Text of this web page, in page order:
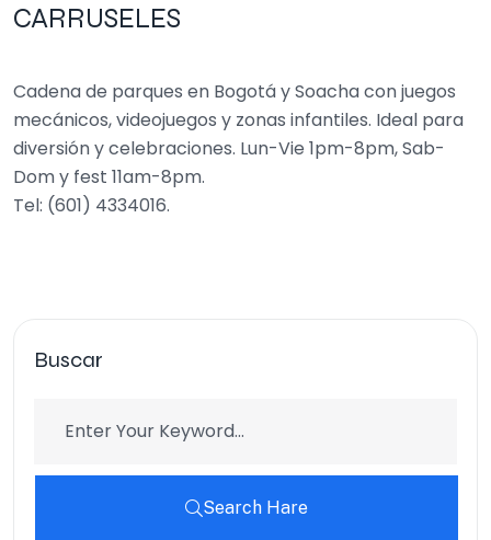
CARRUSELES
Cadena de parques en Bogotá y Soacha con juegos
mecánicos, videojuegos y zonas infantiles. Ideal para
diversión y celebraciones. Lun-Vie 1pm-8pm, Sab-
Dom y fest 11am-8pm.
Tel: (601) 4334016.
Buscar
Search Hare